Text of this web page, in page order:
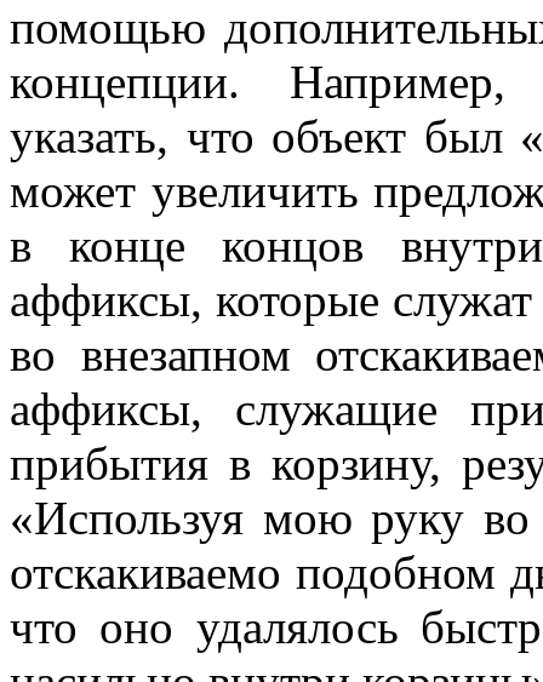
помощью
концепции.
указать, что объект
может увеличить
в конце концов
аффиксы, которые
во внезапном
аффиксы, служащие
прибытия в корзину,
«Используя мою руку
отскакиваемо подобном
что оно удалялось